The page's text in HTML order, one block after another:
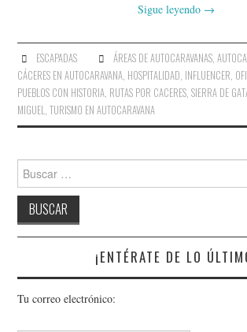
Sigue leyendo →
ESCAPADAS ÁREAS DE AUTOCARAVANAS,
CÁCERES EN AUTOCARAVANA HOSPITALIDAD INFLUENCER
PUEBLOS CON HISTORIA RUTAS POR CACERES ,SIERRA DE
MIGUEL ,TURISMO EN AUTOCARAVANA
¡ENTÉRATE DE LO
Tu correo electrónico: